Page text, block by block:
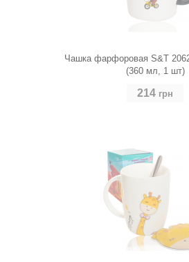
Чашка фарфоровая S&T
(360 мл, 1 шт)
214 грн